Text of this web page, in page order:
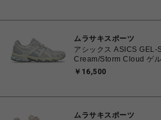
ムラサキスポーツ
アシックス ASICS GEL-
Cream/Storm Cloud ゲ
㎝ 1203A734.102
￥16,500
ムラサキスポーツ